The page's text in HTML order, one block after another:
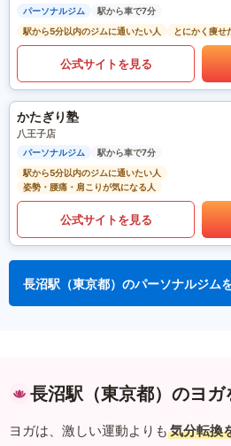
パーソナルジム
駅から車で7分
駅から5分以内のジムに通いたい人
とにかく痩せ
公式サイトを見る
かたぎり塾
八王子店
パーソナルジム
駅から車で7分
駅から5分以内のジムに通いたい人
姿勢・腰痛・肩こりが気になる人
公式サイトを見る
長沼駅（東京都）のパーソナルジム
長沼駅（東京都）のヨガ
ヨガは、激しい運動よりも 気分転換